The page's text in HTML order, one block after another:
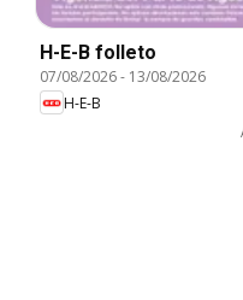
H-E-B folleto
07/08/2026- 13/08/2026
H-E-B